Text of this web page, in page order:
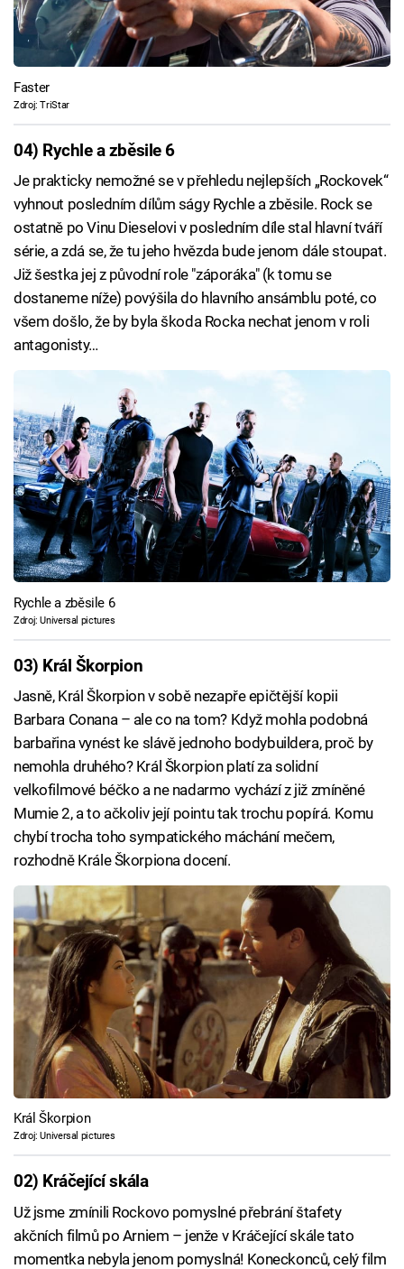
Faster
Zdroj: TriStar
04) Rychle a zběsile 6
Je prakticky nemožné se v přehledu nejlepších „Rockovek“
vyhnout posledním dílům ságy Rychle a zběsile. Rock se
ostatně po Vinu Dieselovi v posledním díle stal hlavní tváří
série, a zdá se, že tu jeho hvězda bude jenom dále stoupat.
Již šestka jej z původní role "záporáka" (k tomu se
dostaneme níže) povýšila do hlavního ansámblu poté, co
všem došlo, že by byla škoda Rocka nechat jenom v roli
antagonisty…
Rychle a zběsile 6
Zdroj: Universal pictures
03) Král Škorpion
Jasně, Král Škorpion v sobě nezapře epičtější kopii
Barbara Conana – ale co na tom? Když mohla podobná
barbařina vynést ke slávě jednoho bodybuildera, proč by
nemohla druhého? Král Škorpion platí za solidní
velkofilmové béčko a ne nadarmo vychází z již zmíněné
Mumie 2, a to ačkoliv její pointu tak trochu popírá. Komu
chybí trocha toho sympatického máchání mečem,
rozhodně Krále Škorpiona docení.
Král Škorpion
Zdroj: Universal pictures
02) Kráčející skála
Už jsme zmínili Rockovo pomyslné přebrání štafety
akčních filmů po Arniem – jenže v Kráčející skále tato
momentka nebyla jenom pomyslná! Koneckonců, celý film